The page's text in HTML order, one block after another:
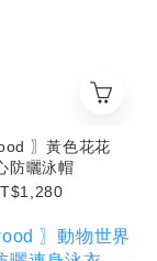
〗黃色花花
防曬泳帽